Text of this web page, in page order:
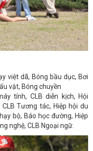
việt dã, Bóng bầu dục, Bơi
vật, Bóng chuyền
tính, CLB diễn kịch, Hội
Tương tác, Hiệp hội du
bộ, Báo học đường, Hiệp
nghệ, CLB Ngoại ngữ.